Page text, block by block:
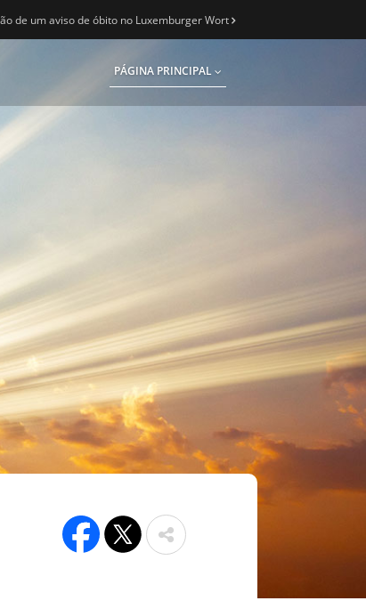
de um aviso de óbito no Luxemburger Wort
PÁGINA PRINCIPAL